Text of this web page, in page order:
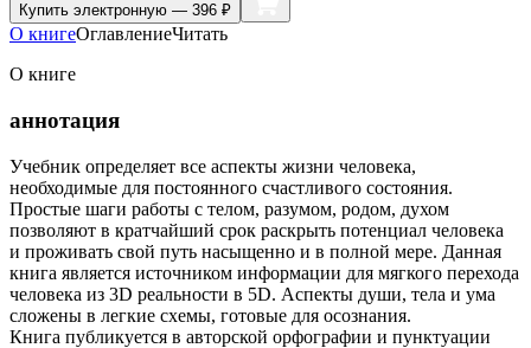
Купить электронную — 396 ₽
О книгеОглавлениеЧитать
О книге
аннотация
Учебник определяет все аспекты жизни человека,
необходимые для постоянного счастливого состояния.
Простые шаги работы с телом, разумом, родом, духом
позволяют в кратчайший срок раскрыть потенциал человека
и проживать свой путь насыщенно и в полной мере. Данная
книга является источником информации для мягкого перехода
человека из 3D реальности в 5D. Аспекты души, тела и ума
сложены в легкие схемы, готовые для осознания.
Книга публикуется в авторской орфографии и пунктуации